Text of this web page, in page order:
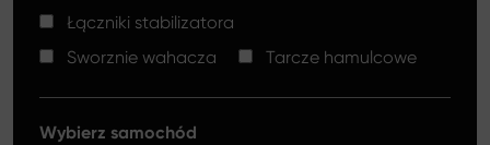
Klocki hamulcowe Silver Ceramic
KontaktŁączniki stabilizatora
Sworznie wahacza
Tarcze hamulcowe
Wybierz samochód